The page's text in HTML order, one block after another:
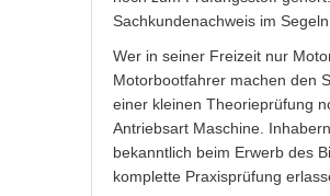
Sachkundenachweis im
Wer in seiner Freizeit nur
Motorbootfahrer machen den
einer kleinen Theorieprüfung
Antriebsart Maschine.
bekanntlich beim Erwerb des
komplette Praxisprüfung